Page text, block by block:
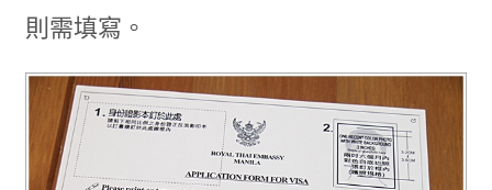
則需填寫。